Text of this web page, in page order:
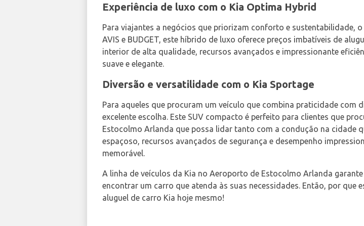
Experiência de luxo com o Kia Optima Hybrid
Para viajantes a negócios que priorizam conforto e sustentabilidade,
AVIS e BUDGET, este híbrido de luxo oferece preços imbatíveis de
interior de alta qualidade, recursos avançados e impressionante
suave e elegante.
Diversão e versatilidade com o Kia Sportage
Para aqueles que procuram um veículo que combina praticidade com
excelente escolha. Este SUV compacto é perfeito para clientes que
Estocolmo Arlanda que possa lidar tanto com a condução na cidade
espaçoso, recursos avançados de segurança e desempenho
memorável.
A linha de veículos da Kia no Aeroporto de Estocolmo Arlanda
encontrar um carro que atenda às suas necessidades. Então, por que
aluguel de carro Kia hoje mesmo!